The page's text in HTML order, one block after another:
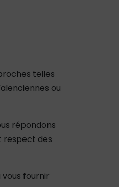
telles
ou
répondons
respect des
fournir